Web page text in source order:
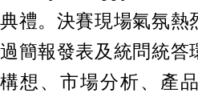
典禮。決賽現場氣氛熱
過簡報發表及統問統答
構想、市場分析、產